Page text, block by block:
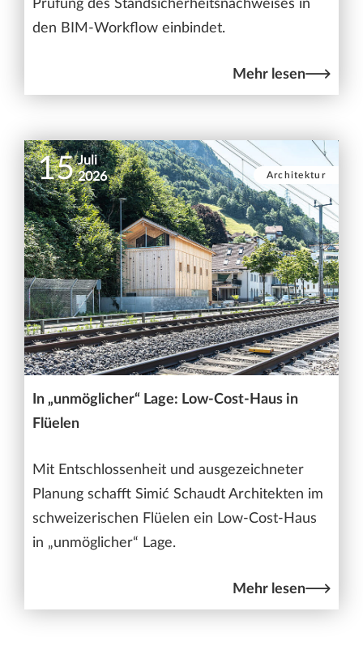
Prüfung des Standsicherheitsnachweises in
den BIM-Workflow einbindet.
Mehr lesen
15 Juli
2026
Architektur
In „unmöglicher“ Lage: Low-Cost-Haus in
Flüelen
Mit Entschlossenheit und ausgezeichneter
Planung schafft Simić Schaudt Architekten im
schweizerischen Flüelen ein Low-Cost-Haus
in „unmöglicher“ Lage.
Mehr lesen